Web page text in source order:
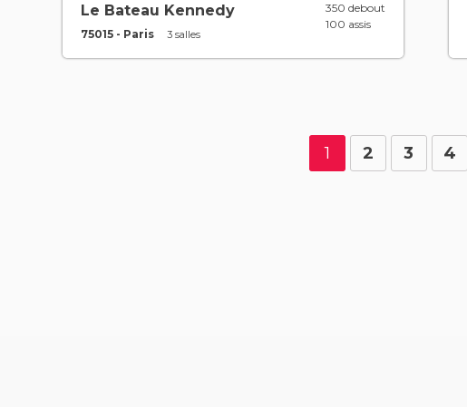
Le Bateau Kennedy
75015 - Paris 3 salles
350 debout
100 assis
1 2 3 4